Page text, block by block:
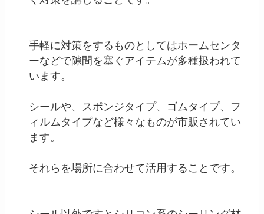
手軽に対策をするものとしてはホームセンタ
ーなどで隙間を塞ぐアイテムが多種扱われて
います。
シールや、スポンジタイプ、ゴムタイプ、フ
ィルムタイプなど様々なものが市販されてい
ます。
それらを場所に合わせて活用することです。